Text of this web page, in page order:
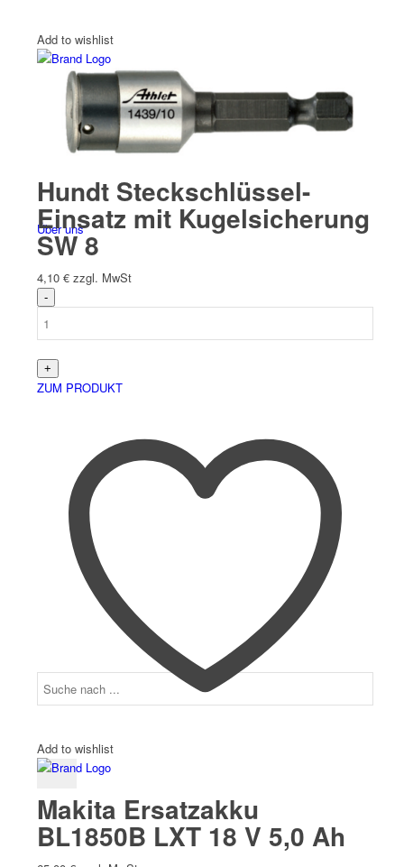
Über uns
Add to wishlist
Hundt Steckschlüssel-
Einsatz mit Kugelsicherung
SW 8
4,10 € zzgl. MwSt
ZUM PRODUKT
Add to wishlist
Makita Ersatzakku
BL1850B LXT 18 V 5,0 Ah